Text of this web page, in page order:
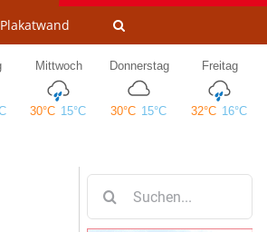
Plakatwand
nach: